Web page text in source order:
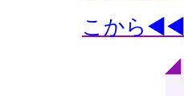
こから◀◀